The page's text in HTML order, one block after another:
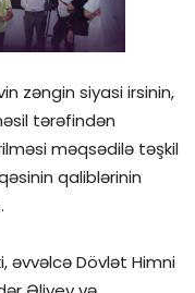
zəngin siyasi irsinin,
tərəfindən
məqsədilə təşkil
qaliblərinin
əvvəlcə Dövlət Himni